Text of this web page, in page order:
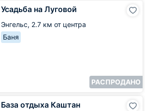
Усадьба на Луговой
Энгельс, 2.7 км от центра
Баня
РАСПРОДАНО
База отдыха Каштан